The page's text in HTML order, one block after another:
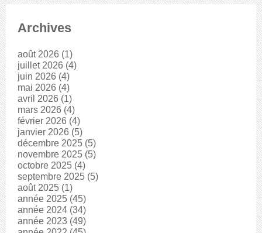
Archives
août 2026 (1)
juillet 2026 (4)
juin 2026 (4)
mai 2026 (4)
avril 2026 (1)
mars 2026 (4)
février 2026 (4)
janvier 2026 (5)
décembre 2025 (5)
novembre 2025 (5)
octobre 2025 (4)
septembre 2025 (5)
août 2025 (1)
année 2025 (45)
année 2024 (34)
année 2023 (49)